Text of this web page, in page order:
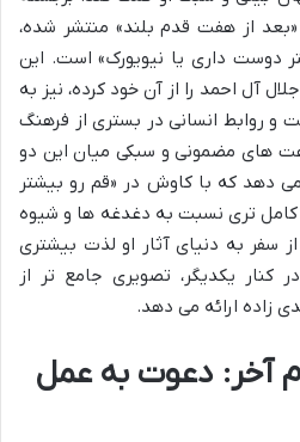
از هفت قدم بلند» منتشر شده،
دوست داری یا نیویورک» است. این
آل احمد را از آن خود کرده، نیز به
و روابط انسانی در بستری از فرهنگ
های مضمونی و سبکی میان این دو
می دهد که با کاوش در «قم رو بیشتر
کامل تری نسبت به دغدغه ها و شیوه
سفر به دنیای آثار او لذت بیشتری
کنار یکدیگر، تصویری جامع تر از
زاده ارائه می دهد.
آخر: دعوت به عمل